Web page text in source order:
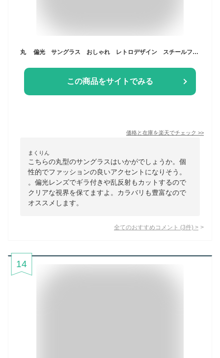
丸 偏光 サングラス おしゃれ レトロデザイン スチールフレーム 伊達めがね レディース メンズ ラウンド UVカット 丸型
この商品をサイトでみる
価格と在庫を楽天でチェック >>
まくりん
こちらの丸型のサングラスはいかがでしょうか。個
性的でファッションの良いアクセントになりそう。
。偏光レンズでギラ付きや乱反射もカットするので
クリアな視界を保てますよ。カラバリも豊富なので
オススメします。
全てのおすすめコメント (3件) >
14